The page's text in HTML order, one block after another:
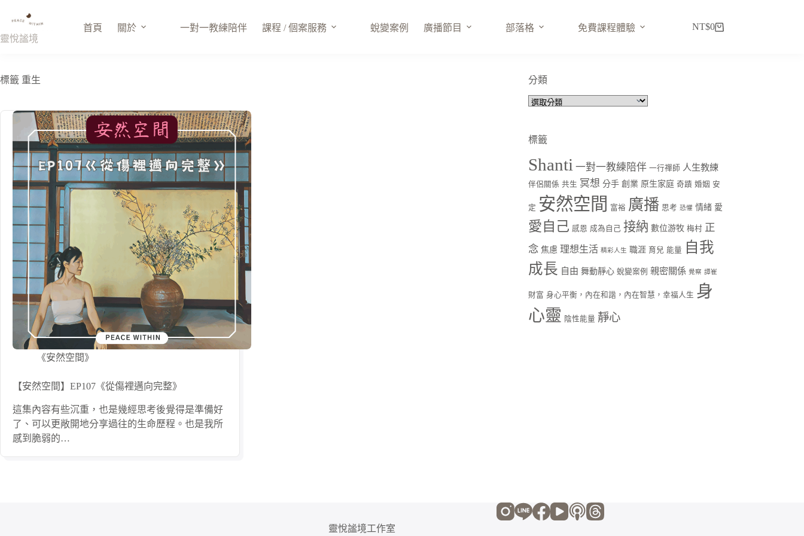
主
容
靈悅謐境
首頁 關於 一對一教練陪伴 課程 / 個案服務 蛻變案例 廣播節目 部落格 免費課程體驗 NT$0
標籤 重生
《安然空間》
【安然空間】EP107《從傷裡邁向完整》
這集內容有些沉重，也是幾經思考後覺得是準備好
了、可以更敞開地分享過往的生命歷程。也是我所
感到脆弱的…
分類
分
標籤
Shanti 一對一教練陪伴 一行禪師 人生教練
伴侶關係 共生 冥想 分手 創業 原生家庭 奇蹟 婚姻 安
定 安然空間 富裕 廣播 思考 恐懼 情緒 愛
愛自己 感恩 成為自己 接納 數位游牧 梅村 正
念 焦慮 理想生活 精彩人生 職涯 育兒 能量
自我
成長 自由 舞動靜心 蛻變案例 親密關係 覺察 譚崔
財富 身心平衡，內在和諧，內在智慧，幸福人生 身
心靈 陰性能量 靜心
靈悅謐境工作室